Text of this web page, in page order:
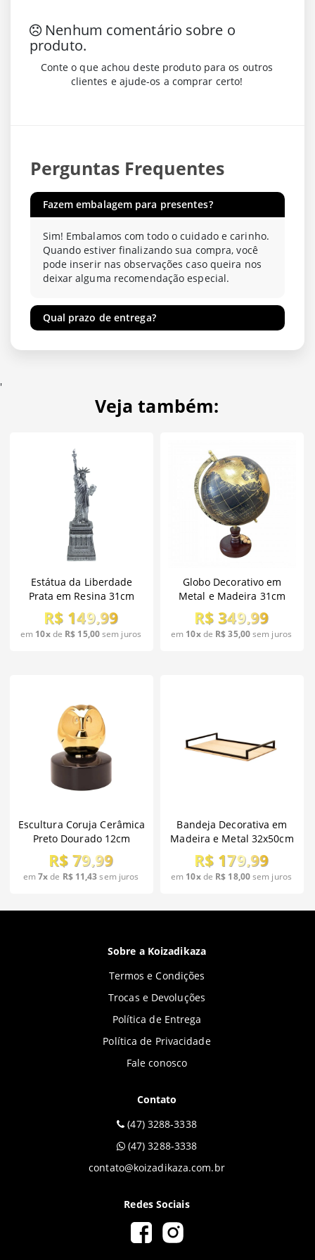
Nenhum comentário sobre o
produto.
Conte o que achou deste produto para os outros
clientes e ajude-os a comprar certo!
Perguntas Frequentes
Fazem embalagem para presentes?
Sim! Embalamos com todo o cuidado e carinho.
Quando estiver finalizando sua compra, você
pode inserir nas observações caso queira nos
deixar alguma recomendação especial.
Qual prazo de entrega?
'
Veja também:
Estátua da Liberdade
Prata em Resina 31cm
R$ 149,99
em 10xde R$ 15,00sem juros
Globo Decorativo em
Metal e Madeira 31cm
R$ 349,99
em 10xde R$ 35,00sem juros
Escultura Coruja Cerâmica
Preto Dourado 12cm
R$ 79,99
em 7xde R$ 11,43sem juros
Bandeja Decorativa em
Madeira e Metal 32x50cm
R$ 179,99
em 10xde R$ 18,00sem juros
Sobre a Koizadikaza
Termos e Condições
Trocas e Devoluções
Política de Entrega
Política de Privacidade
Fale conosco
Contato
(47) 3288-3338
(47) 3288-3338
contato@koizadikaza.com.br
Redes Sociais